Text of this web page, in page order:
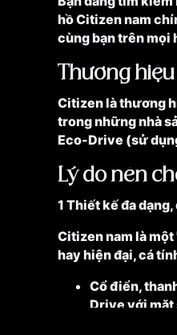
hồ Citizen nam
cùng bạn trên mọi
Thương
Citizen là thương
trong những nhà
Eco-Drive (sử
Lý do nên
1 Thiết kế đa dạng,
Citizen nam là
hay hiện đại, cá
Cổ điển,
Drive với mặt